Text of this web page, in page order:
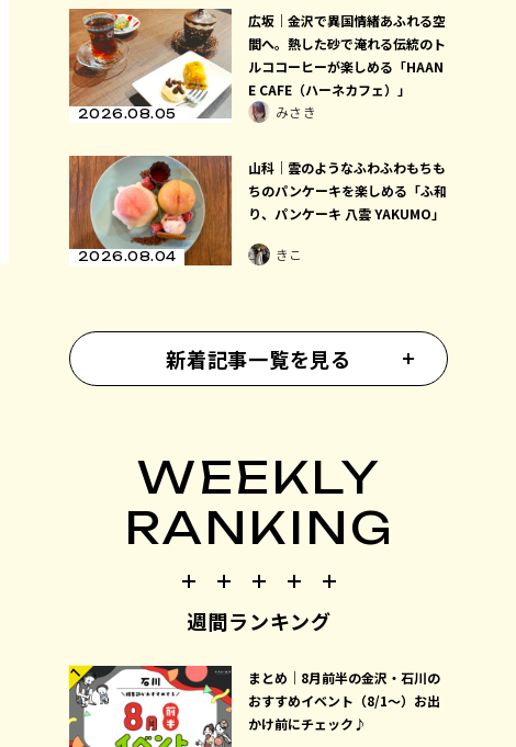
2026.08.05
広坂｜金沢で異国情緒あふれる空
間へ。熱した砂で淹れる伝統のト
ルココーヒーが楽しめる「HAAN
E CAFE（ハーネカフェ）」
みさき
2026.08.04
山科｜雲のようなふわふわもちも
ちのパンケーキを楽しめる「ふ和
り、パンケーキ 八雲 YAKUMO」
きこ
新着記事一覧を見る
WEEKLY
RANKING
週間ランキング
1
まとめ｜8月前半の金沢・石川の
おすすめイベント（8/1〜）お出
かけ前にチェック♪